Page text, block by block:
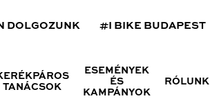
DOLGOZUNK #I BIKE BUDAPEST
TANÁCSOK
ESEMÉNYEK
ÉS
KAMPÁNYOK
RÓLUNK